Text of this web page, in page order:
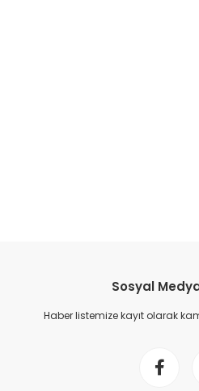
Sosyal
Haber listemize kayıt olarak